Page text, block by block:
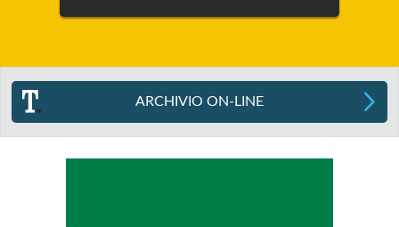
ARCHIVIO ON-LINE